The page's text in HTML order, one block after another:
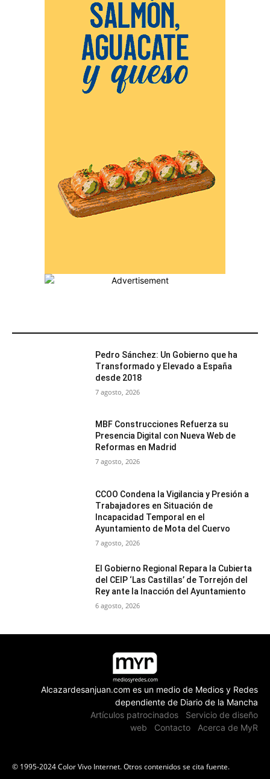
Pedro Sánchez: Un Gobierno que ha
Transformado y Elevado a España
desde 2018
7 agosto, 2026
MBF Construcciones Refuerza su
Presencia Digital con Nueva Web de
Reformas en Madrid
7 agosto, 2026
CCOO Condena la Vigilancia y Presión a
Trabajadores en Situación de
Incapacidad Temporal en el
Ayuntamiento de Mota del Cuervo
7 agosto, 2026
El Gobierno Regional Repara la Cubierta
del CEIP ‘Las Castillas’ de Torrejón del
Rey ante la Inacción del Ayuntamiento
6 agosto, 2026
Alcazardesanjuan.com es un medio de Medios y Redes
dependiente de Diario de la Mancha
Artículos patrocinados
Servicio de diseño
web
Contacto Acerca de MyR
© 1995-2024 Color Vivo Internet. Otros contenidos se cita fuente.